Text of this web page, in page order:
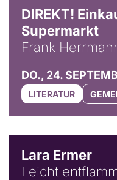
DIREKT!
Supermarkt
Frank
DO., 24.
LITERATUR
Lara Ermer
Leicht